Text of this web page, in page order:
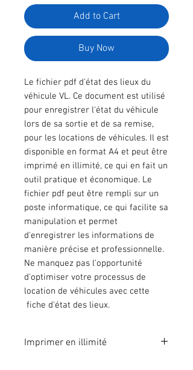
Add to Cart
Buy Now
Le fichier pdf d'état des lieux du
véhicule VL. Ce document est utilisé
pour enregistrer l'état du véhicule
lors de sa sortie et de sa remise,
pour les locations de véhicules. Il est
disponible en format A4 et peut être
imprimé en illimité, ce qui en fait un
outil pratique et économique. Le
fichier pdf peut être rempli sur un
poste informatique, ce qui facilite sa
manipulation et permet
d'enregistrer les informations de
manière précise et professionnelle.
Ne manquez pas l'opportunité
d'optimiser votre processus de
location de véhicules avec cette
fiche d'état des lieux.
Imprimer en illimité